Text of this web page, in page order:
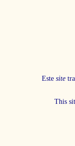
Este site
This